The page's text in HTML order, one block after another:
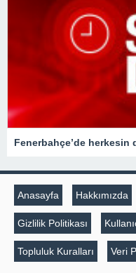
Fenerbahçe’de herkesin
Anasayfa Hakkımızda
Gizlilik Politikası
Topluluk Kuralları Veri